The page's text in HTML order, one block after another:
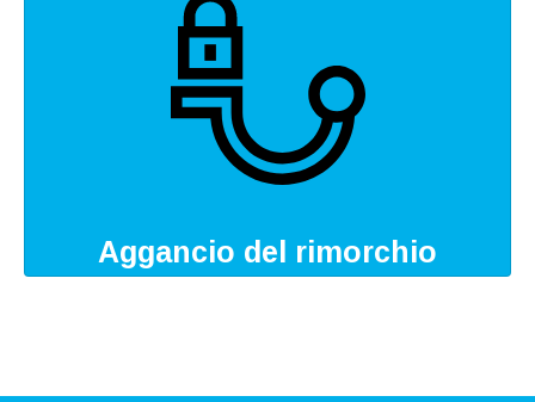
Aggancio del rimorchio